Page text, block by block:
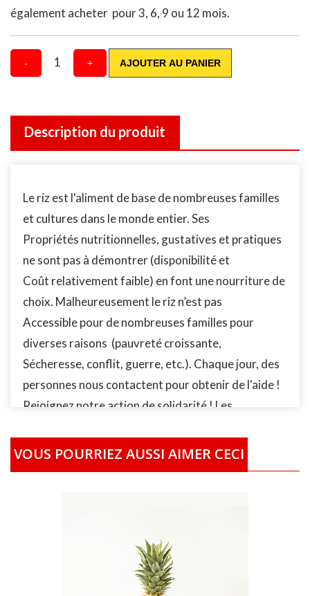
également acheter pour 3, 6, 9 ou 12 mois.
- 1 + AJOUTER AU PANIER
Description du produit
Le riz est l'aliment de base de nombreuses familles
et cultures dans le monde entier. Ses
Propriétés nutritionnelles, gustatives et pratiques
ne sont pas à démontrer (disponibilité et
Coût relativement faible) en font une nourriture de
choix. Malheureusement le riz n’est pas
Accessible pour de nombreuses familles pour
diverses raisons (pauvreté croissante,
Sécheresse, conflit, guerre, etc.). Chaque jour, des
personnes nous contactent pour obtenir de l'aide !
Rejoignez notre action de solidarité ! Les
Fondation AMAN-International (FAI) qui ont des
difficultés à se nourrir, recevrons vos achats
Cela signifie que le produit peut être acheté,
obtenu ou livré dans un modèle ou une forme
différente de celle fournie sur la photo. Les prix
VOUS POURRIEZ AUSSI AIMER CECI